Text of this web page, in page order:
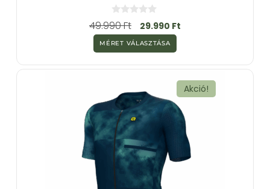
0
a
5
-
b
ő
49.990Ft 29.990 Ft
MÉRET VÁLASZTÁSA
Akció!